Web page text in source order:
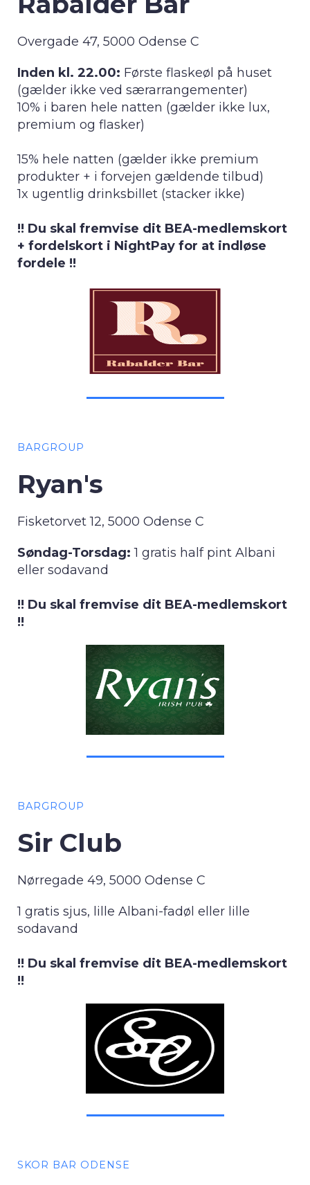
Overgade 47, 5000 Odense C
Inden kl. 22.00: Første flaskeøl på huset
(gælder ikke ved særarrangementer)
10% i baren hele natten (gælder ikke lux,
premium og flasker)
15% hele natten (gælder ikke premium
produkter + i forvejen gældende tilbud)
1x ugentlig drinksbillet (stacker ikke)
!! Du skal fremvise dit BEA-medlemskort
+ fordelskort i NightPay for at indløse
fordele !!
BARGROUP
Ryan's
Fisketorvet 12, 5000 Odense C
Søndag-Torsdag:1 gratis half pint Albani
eller sodavand
!! Du skal fremvise dit BEA-medlemskort
!!
BARGROUP
Sir Club
Nørregade 49, 5000 Odense C
1 gratis sjus, lille Albani-fadøl eller lille
sodavand
!! Du skal fremvise dit BEA-medlemskort
!!
SKOR BAR ODENSE